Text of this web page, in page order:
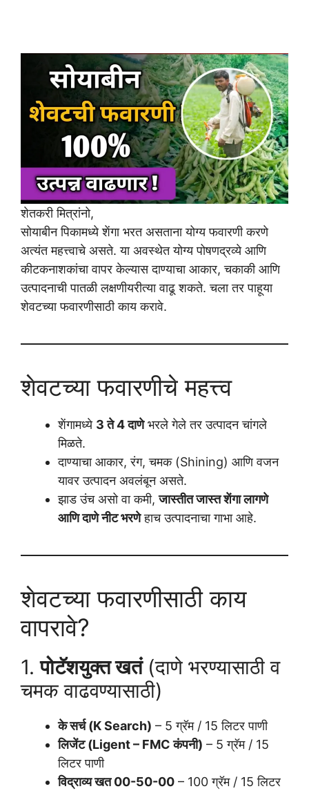
शेतकरी मित्रांनो,
सोयाबीन पिकामध्ये शेंगा भरत असताना योग्य फवारणी करणे
अत्यंत महत्त्वाचे असते. या अवस्थेत योग्य पोषणद्रव्ये आणि
कीटकनाशकांचा वापर केल्यास दाण्याचा आकार, चकाकी आणि
उत्पादनाची पातळी लक्षणीयरीत्या वाढू शकते. चला तर पाहूया
शेवटच्या फवारणीसाठी काय करावे.
शेवटच्या फवारणीचे महत्त्व
शेंगामध्ये 3 ते 4 दाणेभरले गेले तर उत्पादन चांगले
मिळते.
दाण्याचा आकार, रंग, चमक (Shining) आणि वजन
यावर उत्पादन अवलंबून असते.
झाड उंच असो वा कमी,जास्तीत जास्त शेंगा लागणे
आणि दाणे नीट भरणेहाच उत्पादनाचा गाभा आहे.
शेवटच्या फवारणीसाठी काय
वापरावे?
1.पोटॅशयुक्त खतं(दाणे भरण्यासाठी व
चमक वाढवण्यासाठी)
के सर्च (K Search) – 5 ग्रॅम / 15 लिटर पाणी
लिजेंट (Ligent – FMC कंपनी) – 5 ग्रॅम / 15
लिटर पाणी
विद्राव्य खत 00-50-00 – 100 ग्रॅम / 15 लिटर